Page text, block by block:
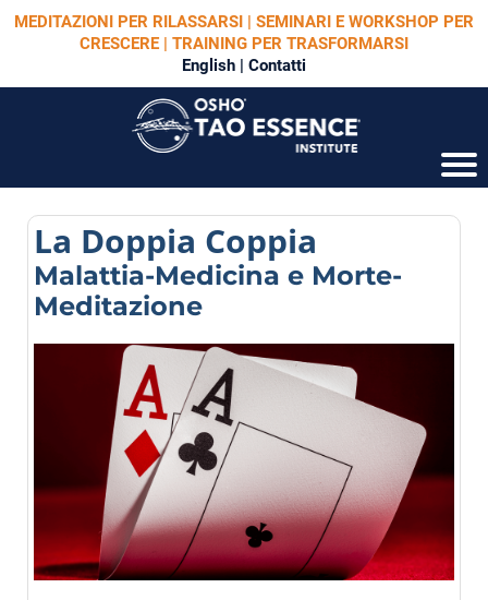
MEDITAZIONI PER RILASSARSI | SEMINARI E WORKSHOP PER
CRESCERE | TRAINING PER TRASFORMARSI
English | Contatti
La Doppia Coppia
Malattia-Medicina e Morte-
Meditazione